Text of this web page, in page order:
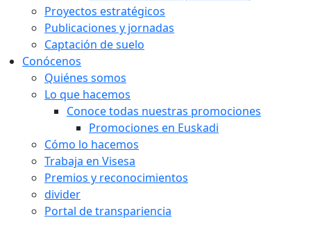
Proyectos estratégicos
Publicaciones y jornadas
Captación de suelo
Conócenos
Quiénes somos
Lo que hacemos
Conoce todas nuestras promociones
Promociones en Euskadi
Cómo lo hacemos
Trabaja en Visesa
Premios y reconocimientos
divider
Portal de transpariencia